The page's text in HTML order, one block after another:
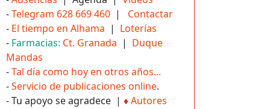
-Telegram 628 669 460 | Contactar
- El tiempo en Alhama | Loterías
- Farmacias: Ct. Granada | Duque
Mandas
-Tal día como hoy en otros años...
-Servicio de publicaciones online.
- Tu apoyo se agradece | ♦Autores